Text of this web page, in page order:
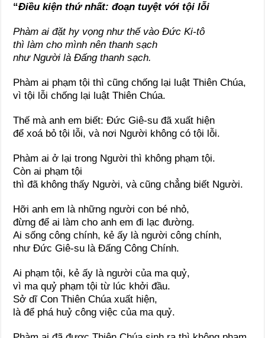
“Điều kiện thứ nhất: đoạn tuyệt với tội lỗi
Phàm ai đặt hy vọng như thế vào Đức Ki-tô
thì làm cho mình nên thanh sạch
như Người là Đấng thanh sạch.
Phàm ai phạm tội thì cũng chống lại luật Thiên Chúa,
vì tội lỗi chống lại luật Thiên Chúa.
Thế mà anh em biết: Đức Giê-su đã xuất hiện
để xoá bỏ tội lỗi, và nơi Người không có tội lỗi.
Phàm ai ở lại trong Người thì không phạm tội.
Còn ai phạm tội
thì đã không thấy Người, và cũng chẳng biết Người.
Hỡi anh em là những người con bé nhỏ,
đừng để ai làm cho anh em đi lạc đường.
Ai sống công chính, kẻ ấy là người công chính,
như Đức Giê-su là Đấng Công Chính.
Ai phạm tội, kẻ ấy là người của ma quỷ,
vì ma quỷ phạm tội từ lúc khởi đầu.
Sở dĩ Con Thiên Chúa xuất hiện,
là để phá huỷ công việc của ma quỷ.